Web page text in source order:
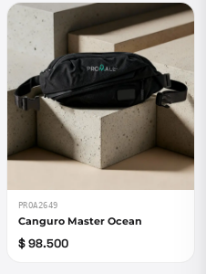
PROA2649
Canguro Master Ocean
$ 98.500